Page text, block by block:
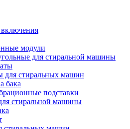
модули
для стиральной машины
для стиральных машин
бака
подставки
стиральной машины